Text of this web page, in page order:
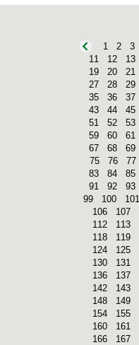
1 2 3
11
12 13
19
20 21
27
28 29
35
36 37
43
44 45
51
52 53
59
60 61
67
68 69
75
76 77
83
84 85
91
92 93
99
100 101
106
107
112
113
118
119
124
125
130
131
136
137
142
143
148
149
154
155
160
161
166
167